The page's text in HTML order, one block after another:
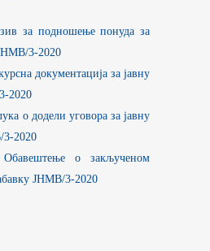
за подношење понуда за
3-2020
документација за јавну
2020
о додели уговора за јавну
3-2020
Обавештење о закљученом
ЈНМВ/3-2020